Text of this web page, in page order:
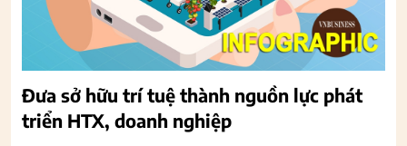
Đưa sở hữu trí tuệ thành nguồn lực phát
triển HTX, doanh nghiệp